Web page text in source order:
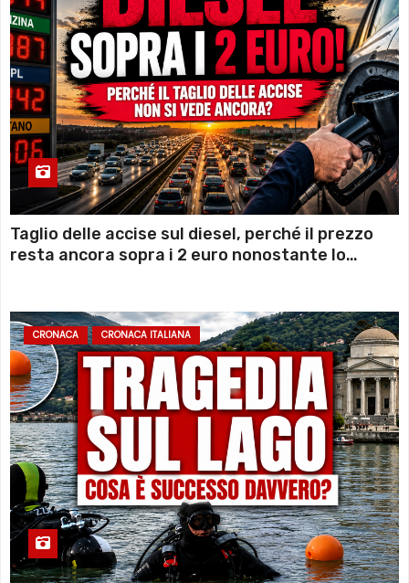
Taglio delle accise sul diesel, perché il prezzo
resta ancora sopra i 2 euro nonostante lo
CRONACA CRONACA ITALIANA